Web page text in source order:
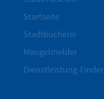
Startseite
Stadtbücherei
Mängelmelder
Dienstleistung-Finder